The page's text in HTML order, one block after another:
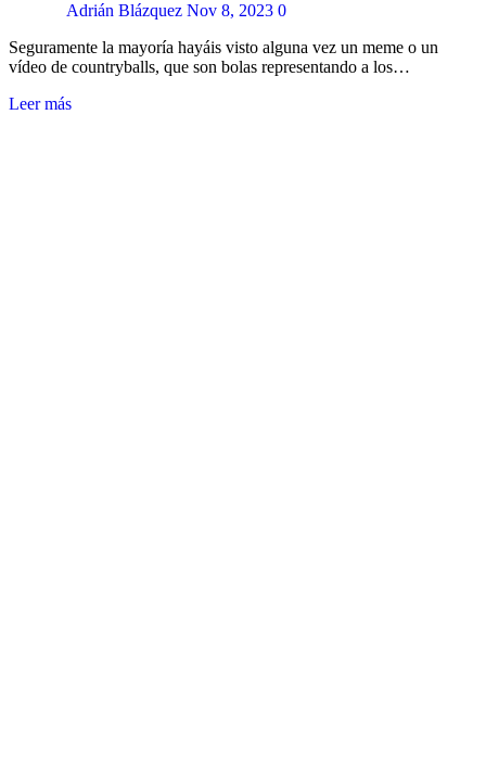
Adrián Blázquez Nov 8, 2023 0
Seguramente la mayoría hayáis visto alguna vez un meme o un
vídeo de countryballs, que son bolas representando a los…
Leer más